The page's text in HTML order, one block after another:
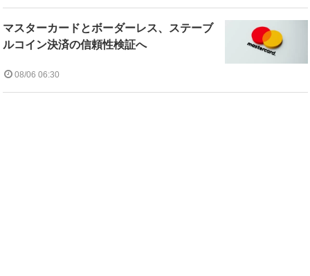
マスターカードとボーダーレス、ステーブ
ルコイン決済の信頼性検証へ
08/06 06:30